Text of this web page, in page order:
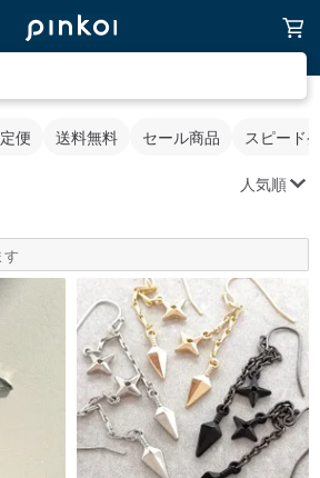
便 送料無料 セール商品 スピード
人気順